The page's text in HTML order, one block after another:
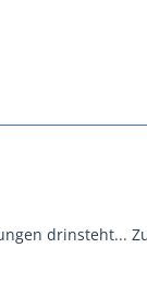
drinsteht...